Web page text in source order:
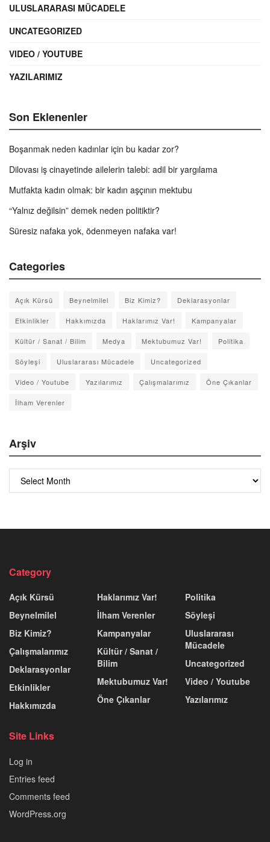
ULUSLARARASI MÜCADELE
UNCATEGORIZED
VIDEO / YOUTUBE
YAZILARIMIZ
Son Eklenenler
Boşanmak neden kadınlar için bu kadar zor?
Dilovası iş cinayetinde ailelerin talebi: adil bir yargılama
Mutfakta kadın olmak: bir kadın aşçının mektubu
“Yalnız değilsin” demek neden politiktir?
Süresiz nafaka yok, ödenmeyen nafaka var!
Categories
Açık Kürsü Beynelmilel Biz Kimiz? Deklarasyonlar
Etkinlikler Hakkımızda Haklarımız Var! Kampanyalar
Kültür / Sanat / Bilim Medya Mektubumuz Var! Politika
Söyleşi Uluslararası Mücadele Uncategorized
Video / Youtube Yazılarımız Çalışmalarımız Öne Çıkanlar
İlham Verenler
Arşiv
Category
Açık Kürsü
Beynelmilel
Biz Kimiz?
Çalışmalarımız
Deklarasyonlar
Etkinlikler
Hakkımızda
Haklarımız Var!
İlham Verenler
Kampanyalar
Kültür / Sanat /
Bilim
Mektubumuz Var!
Öne Çıkanlar
Politika
Söyleşi
Uluslararası
Mücadele
Uncategorized
Video / Youtube
Yazılarımız
Site Links
Log in
Entries feed
Comments feed
WordPress.org